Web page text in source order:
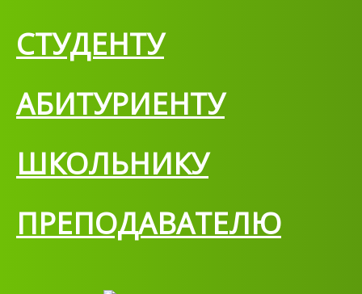
СТУДЕНТУ
АБИТУРИЕНТУ
ШКОЛЬНИКУ
ПРЕПОДАВАТЕЛЮ